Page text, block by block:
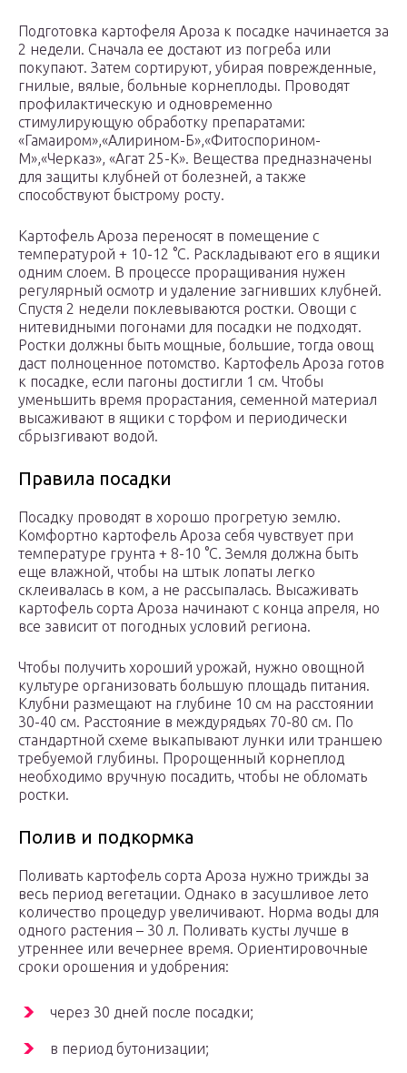
Подготовка картофеля Ароза к посадке начинается за
2 недели. Сначала ее достают из погреба или
покупают. Затем сортируют, убирая поврежденные,
гнилые, вялые, больные корнеплоды. Проводят
профилактическую и одновременно
стимулирующую обработку препаратами:
«Гамаиром»,«Алирином-Б»,«Фитоспорином-
М»,«Черказ», «Агат 25-К». Вещества предназначены
для защиты клубней от болезней, а также
способствуют быстрому росту.
Картофель Ароза переносят в помещение с
температурой + 10-12 °С. Раскладывают его в ящики
одним слоем. В процессе проращивания нужен
регулярный осмотр и удаление загнивших клубней.
Спустя 2 недели поклевываются ростки. Овощи с
нитевидными погонами для посадки не подходят.
Ростки должны быть мощные, большие, тогда овощ
даст полноценное потомство. Картофель Ароза готов
к посадке, если пагоны достигли 1 см. Чтобы
уменьшить время прорастания, семенной материал
высаживают в ящики с торфом и периодически
сбрызгивают водой.
Правила посадки
Посадку проводят в хорошо прогретую землю.
Комфортно картофель Ароза себя чувствует при
температуре грунта + 8-10 °С. Земля должна быть
еще влажной, чтобы на штык лопаты легко
склеивалась в ком, а не рассыпалась. Высаживать
картофель сорта Ароза начинают с конца апреля, но
все зависит от погодных условий региона.
Чтобы получить хороший урожай, нужно овощной
культуре организовать большую площадь питания.
Клубни размещают на глубине 10 см на расстоянии
30-40 см. Расстояние в междурядьях 70-80 см. По
стандартной схеме выкапывают лунки или траншею
требуемой глубины. Пророщенный корнеплод
необходимо вручную посадить, чтобы не обломать
ростки.
Полив и подкормка
Поливать картофель сорта Ароза нужно трижды за
весь период вегетации. Однако в засушливое лето
количество процедур увеличивают. Норма воды для
одного растения – 30 л. Поливать кусты лучше в
утреннее или вечернее время. Ориентировочные
сроки орошения и удобрения:
через 30 дней после посадки;
в период бутонизации;